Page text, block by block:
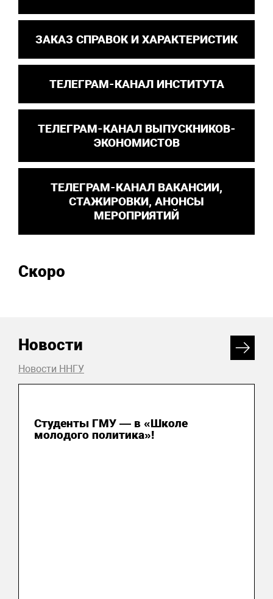
ЗАКАЗ СПРАВОК И ХАРАКТЕРИСТИК
ТЕЛЕГРАМ-КАНАЛ ИНСТИТУТА
ТЕЛЕГРАМ-КАНАЛ ВЫПУСКНИКОВ-
ЭКОНОМИСТОВ
ТЕЛЕГРАМ-КАНАЛ ВАКАНСИИ,
СТАЖИРОВКИ, АНОНСЫ
МЕРОПРИЯТИЙ
Скоро
Новости
Новости ННГУ
Студенты ГМУ — в «Школе
молодого политика»!